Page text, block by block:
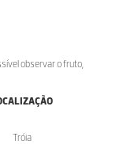
observar o fruto,
Tróia